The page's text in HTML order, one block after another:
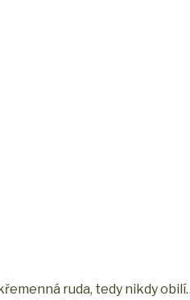
ruda, tedy nikdy